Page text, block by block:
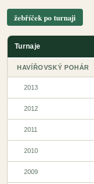
žebříček po turnaji
Turnaje
HAVÍŘOVSKÝ POHÁR
2013
2012
2011
2010
2009